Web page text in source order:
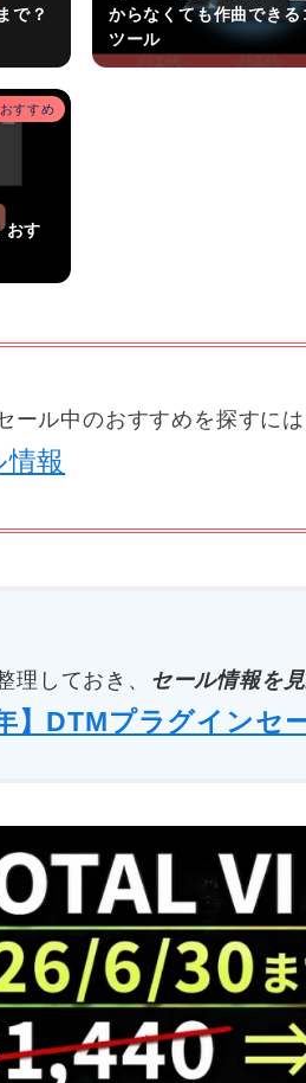
で？
からなくても作曲できる
ツール
すすめ
す
ール中のおすすめを探すに
報
理しておき、
セール情報を
】DTMプラグインセ